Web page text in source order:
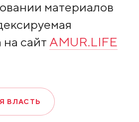
материалов
сайт AMUR.LIFE
ВЛАСТЬ